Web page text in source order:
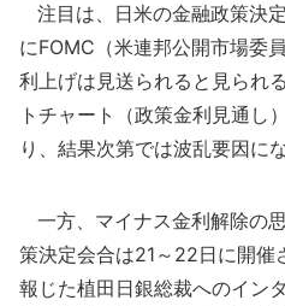
注目は、日米の金融政策決
にFOMC（米連邦公開市場委
利上げは見送られると見られ
トチャート（政策金利見通し
り、結果次第では波乱要因に
一方、マイナス金利解除の
策決定会合は21～22日に開催
報じた植田日銀総裁へのイン